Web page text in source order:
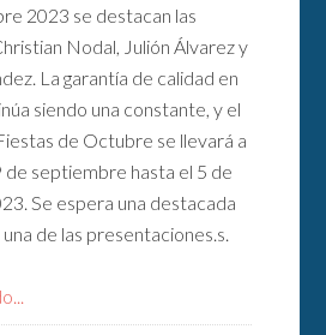
2023 se destacan las
Nodal, Julión Álvarez y
La garantía de calidad en
siendo una constante, y el
de Octubre se llevará a
de septiembre hasta el 5 de
Se espera una destacada
de las presentaciones.s.